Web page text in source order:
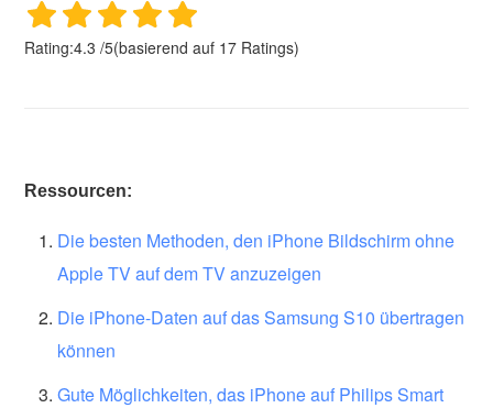
Rating:4.3 /5(basierend auf 17 Ratings)
Ressourcen:
Die besten Methoden, den iPhone Bildschirm ohne
Apple TV auf dem TV anzuzeigen
Die iPhone-Daten auf das Samsung S10 übertragen
können
Gute Möglichkeiten, das iPhone auf Philips Smart